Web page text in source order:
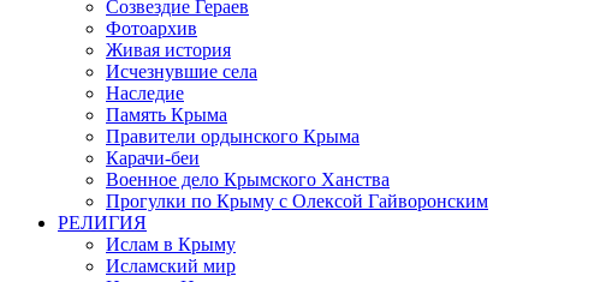
Созвездие Гераев
Фотоархив
Живая история
Исчезнувшие села
Наследие
Память Крыма
Правители ордынского Крыма
Карачи-беи
Военное дело Крымского Ханства
Прогулки по Крыму с Олексой Гайворонским
РЕЛИГИЯ
Ислам в Крыму
Исламский мир